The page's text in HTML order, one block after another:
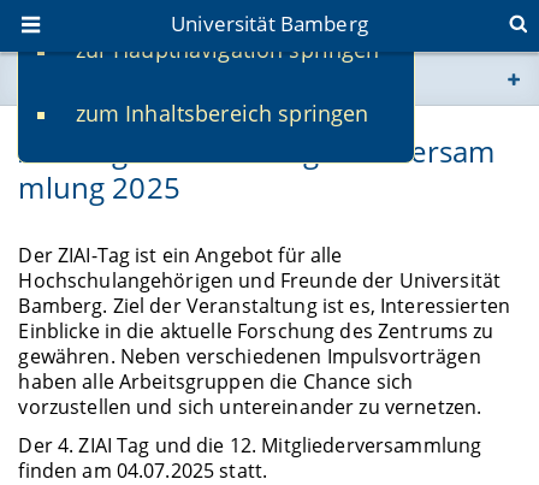
zur Hauptnavigation springen
zum Inhaltsbereich springen
Universität Bamberg
www.uni-bamberg.de
univis.uni-bamberg.de
fis.uni-bamberg.de
ZIAI-Tag und ZIAI-Mitgliederversam
mlung 2025
Der ZIAI-Tag ist ein Angebot für alle
Hochschulangehörigen und Freunde der Universität
Bamberg. Ziel der Veranstaltung ist es, Interessierten
Einblicke in die aktuelle Forschung des Zentrums zu
gewähren. Neben verschiedenen Impulsvorträgen
haben alle Arbeitsgruppen die Chance sich
vorzustellen und sich untereinander zu vernetzen.
Der 4. ZIAI Tag und die 12. Mitgliederversammlung
finden am 04.07.2025 statt.